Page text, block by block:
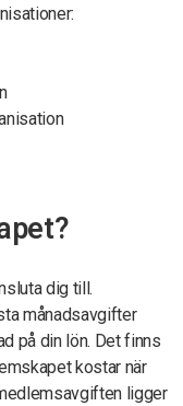
dig till.
månadsavgifter
på din lön. Det finns
kostar när
ligger